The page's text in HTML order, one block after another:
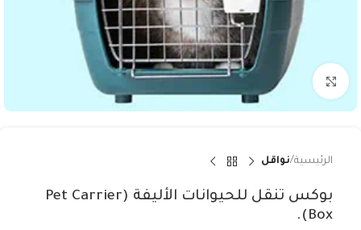
Click to enlarge
الرئيسية نواقل
بوكس تنقل للحيوانات الأليفة (Pet Carrier
Box).